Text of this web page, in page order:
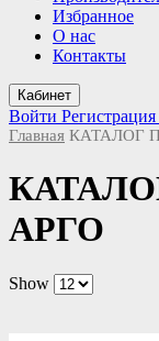
Избранное
О нас
Контакты
Кабинет
Войти Регистрация
Главная КАТАЛОГ
АРГО
Show